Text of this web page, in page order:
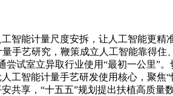
能计量尺度安拆，让人工智能更精
艺研究，鞭策成立人工智能靠得
试室立异取行业使用“最初一公里”
智能计量手艺研发使用核心，聚焦
共享，“十五五”规划提出扶植高质